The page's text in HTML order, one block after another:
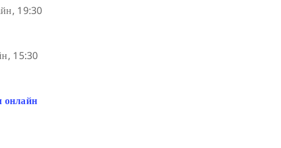
19:30
15:30
онлайн